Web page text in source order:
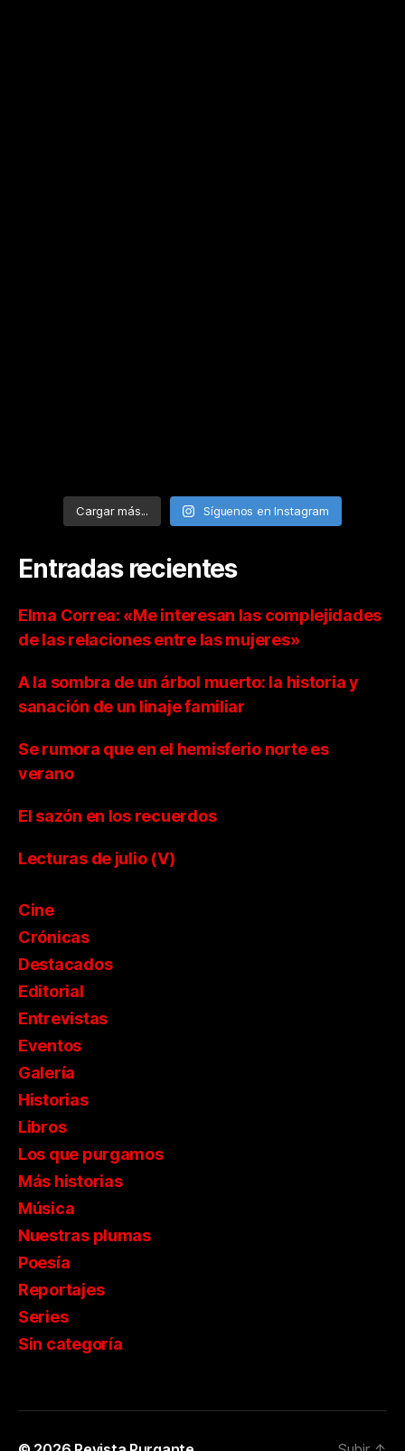
Cargar más... Síguenos en Instagram
Entradas recientes
Elma Correa: «Me interesan las complejidades
de las relaciones entre las mujeres»
A la sombra de un árbol muerto: la historia y
sanación de un linaje familiar
Se rumora que en el hemisferio norte es
verano
El sazón en los recuerdos
Lecturas de julio (V)
Cine
Crónicas
Destacados
Editorial
Entrevistas
Eventos
Galería
Historias
Libros
Los que purgamos
Más historias
Música
Nuestras plumas
Poesía
Reportajes
Series
Sin categoría